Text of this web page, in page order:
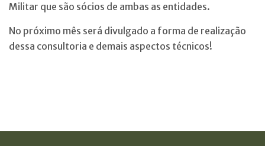
Militar que são sócios de ambas as entidades.
No próximo mês será divulgado a forma de realização
dessa consultoria e demais aspectos técnicos!